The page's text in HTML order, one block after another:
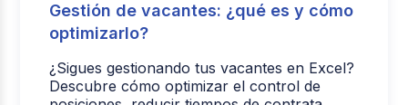
Gestión de vacantes: ¿qué es y cómo
optimizarlo?
¿Sigues gestionando tus vacantes en Excel?
Descubre cómo optimizar el control de